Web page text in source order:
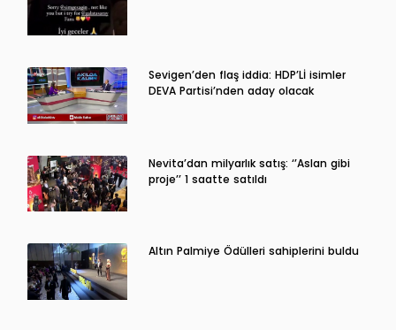
Sevigen’den flaş iddia: HDP’Lİ isimler
DEVA Partisi’nden aday olacak
Nevita’dan milyarlık satış: ‘’Aslan gibi
proje’’ 1 saatte satıldı
Altın Palmiye Ödülleri sahiplerini buldu